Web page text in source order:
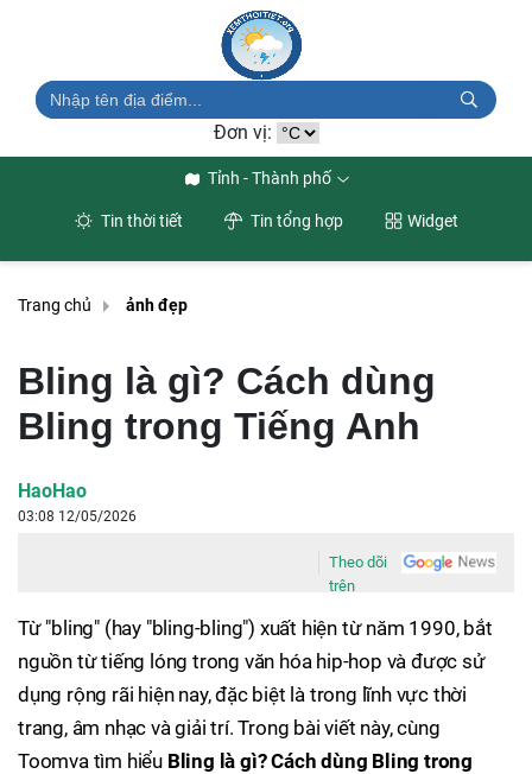
Đơn vị:
Tỉnh - Thành phố
Tin thời tiết Tin tổng hợp Widget
Trang chủ ảnh đẹp
Bling là gì? Cách dùng
Bling trong Tiếng Anh
HaoHao
03:08 12/05/2026
Theo dõi
trên
Từ "bling" (hay "bling-bling") xuất hiện từ năm 1990, bắt
nguồn từ tiếng lóng trong văn hóa hip-hop và được sử
dụng rộng rãi hiện nay, đặc biệt là trong lĩnh vực thời
trang, âm nhạc và giải trí. Trong bài viết này, cùng
Toomva tìm hiểu Bling là gì? Cách dùng Bling trong